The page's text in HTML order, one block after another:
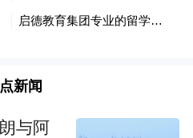
至20:30的短短20分钟
，物流园里多辆重型
新闻
与阿